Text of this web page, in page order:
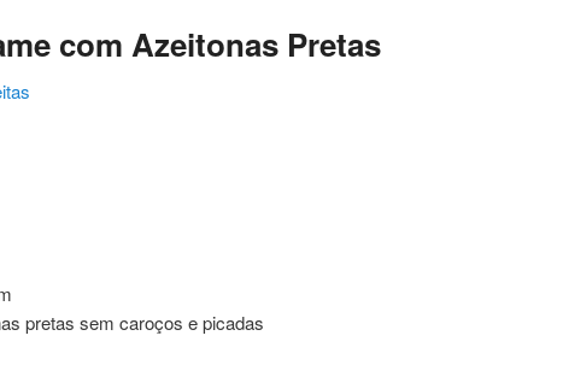
com Azeitonas Pretas
pretas sem caroços e picadas